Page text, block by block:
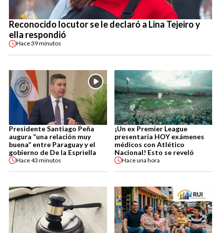
Reconocido locutor se le declaró a Lina Tejeiro y
ella respondió
Hace39 minutos
Presidente Santiago Peña
augura “una relación muy
buena” entre Paraguay y el
gobierno de De la Espriella
Hace43 minutos
¡Un ex Premier League
presentaría HOY exámenes
médicos con Atlético
Nacional! Esto se reveló
Haceuna hora